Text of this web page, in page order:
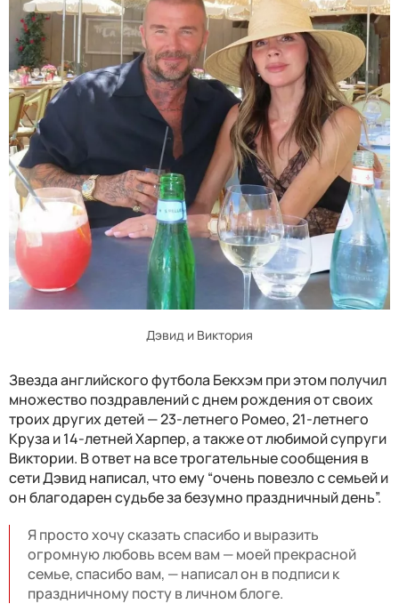
Дэвид и Виктория
Звезда английского футбола Бекхэм при этом получил
множество поздравлений с днем рождения от своих
троих других детей — 23-летнего Ромео, 21-летнего
Круза и 14-летней Харпер, а также от любимой супруги
Виктории. В ответ на все трогательные сообщения в
сети Дэвид написал, что ему “очень повезло с семьей и
он благодарен судьбе за безумно праздничный день”.
Я просто хочу сказать спасибо и выразить
огромную любовь всем вам — моей прекрасной
семье, спасибо вам, — написал он в подписи к
праздничному посту в личном блоге.